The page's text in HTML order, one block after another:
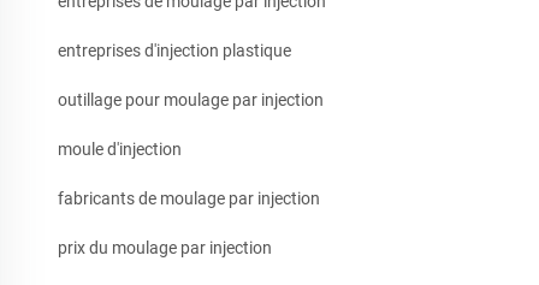
entreprises d'injection plastique
outillage pour moulage par injection
moule d'injection
fabricants de moulage par injection
prix du moulage par injection